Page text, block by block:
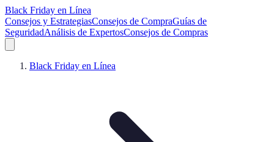
Black Friday en Línea
Consejos y EstrategiasConsejos de CompraGuías de
SeguridadAnálisis de ExpertosConsejos de Compras
Black Friday en Línea